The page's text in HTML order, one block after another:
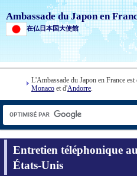
Ambassade du Japon en
在仏日本国大使館
L'Ambassade du Japon en France est
Monaco et d'Andorre.
Entretien téléphonique
États-Unis